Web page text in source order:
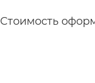
Стоимость